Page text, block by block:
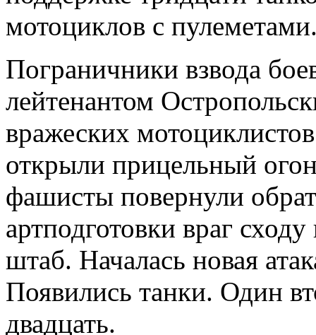
мотоциклов с
Пограничники взвода
лейтенантом
вражеских
открыли прицельный
фашисты повернули
артподготовки враг
штаб. Началась новая
Появились танки. Один
двадцать.